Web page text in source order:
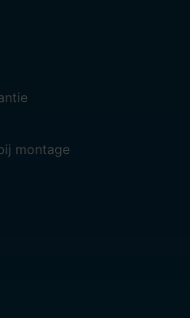
montage